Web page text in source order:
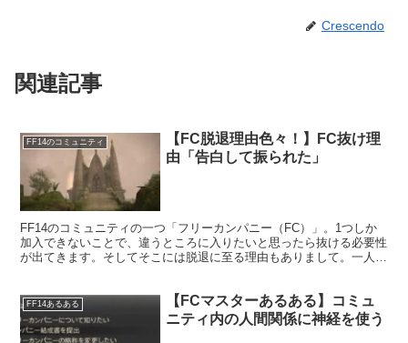
Crescendo
関連記事
FF14のコミュニティ
【FC脱退理由色々！】FC抜け理
由「告白して振られた」
FF14のコミュニティの一つ「フリーカンパニー（FC）」。1つしか
加入できないことで、違うところに入りたいと思ったら抜ける必要性
が出てきます。そしてそこには脱退に至る理由もありまして。一人一
FF14あるある
【FCマスターあるある】コミュ
ニティ内の人間関係に神経を使う